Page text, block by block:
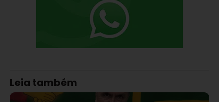
Leia também